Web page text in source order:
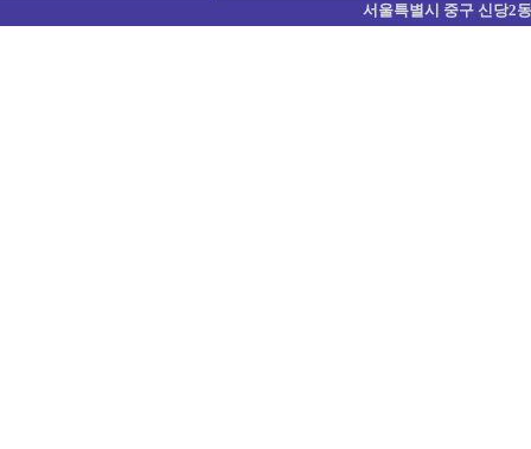
서울특별시 중구 신당2